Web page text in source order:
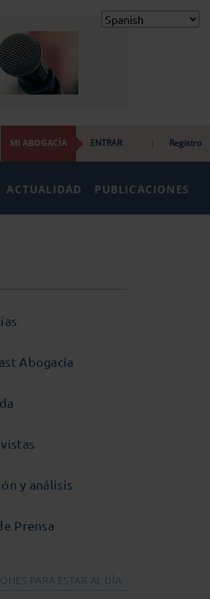
MI ABOGACÍA ENTRAR | Registro
ACTUALIDAD PUBLICACIONES
Abogacía
y análisis
Prensa
PARA ESTAR AL DÍA